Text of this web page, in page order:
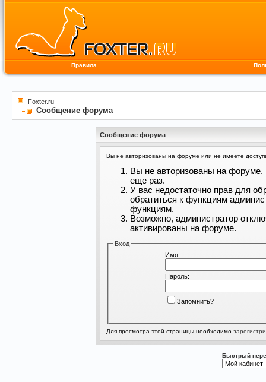
Правила
Foxter.ru
Сообщение форума
Сообщение форума
Вы не авторизованы на форуме или не имеете
Вы не авторизованы на форуме.
еще раз.
У вас недостаточно прав для
обратиться к функциям
функциям.
Возможно, администратор
активированы на форуме.
Вход
Имя:
Пароль:
Запомнить?
Для просмотра этой страницы необходимо
Быстрый